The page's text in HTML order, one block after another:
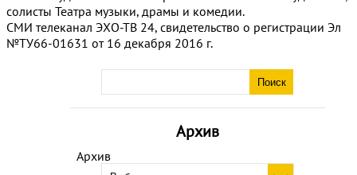
Архив
Архив
солисты Театра музыки, драмы и комедии.
СМИ телеканал ЭХО-ТВ 24, свидетельство о регистрации Эл
№ТУ66-01631 от 16 декабря 2016 г.